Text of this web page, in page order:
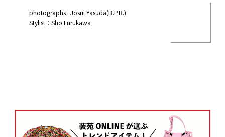
photographs : Josui Yasuda(B.P.B.)
Stylist：Sho Furukawa